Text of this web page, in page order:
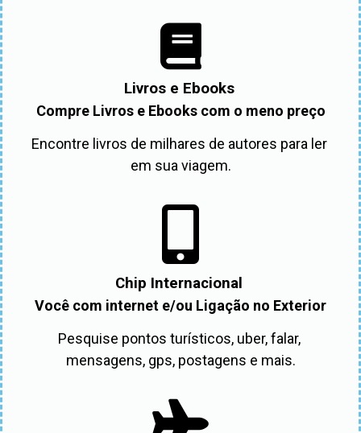
Livros e Ebooks
Compre Livros e Ebooks com o meno preço
Encontre livros de milhares de autores para ler
em sua viagem.
Chip Internacional
Você com internet e/ou Ligação no Exterior
Pesquise pontos turísticos, uber, falar,
mensagens, gps, postagens e mais.